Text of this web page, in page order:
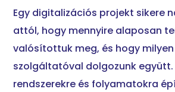
Egy digitalizációs projekt sikere
attól, hogy mennyire alaposan
valósítottuk meg, és hogy
szolgáltatóval dolgozunk együtt.
rendszerekre és folyamatokra